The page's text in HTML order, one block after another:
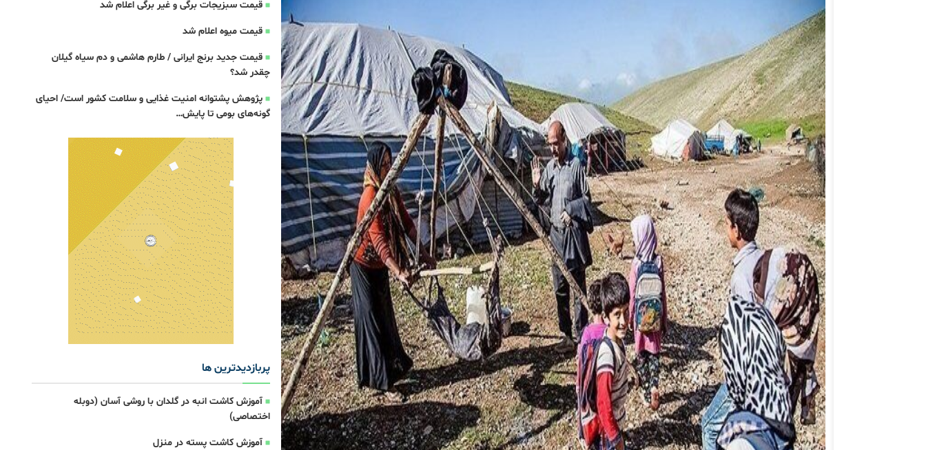
قیمت سبزیجات برگی و غیر برگی اعلام شد
قیمت میوه اعلام شد
قیمت جدید برنج ایرانی / طارم هاشمی و دم سیاه گیلان
چقدر شد؟
پژوهش پشتوانه امنیت غذایی و سلامت کشور است/ احیای
گونه‌های بومی تا پایش…
پربازدیدترین ها
آموزش کاشت انبه در گلدان با روشی آسان (دوبله
اختصاصی)
آموزش کاشت پسته در منزل